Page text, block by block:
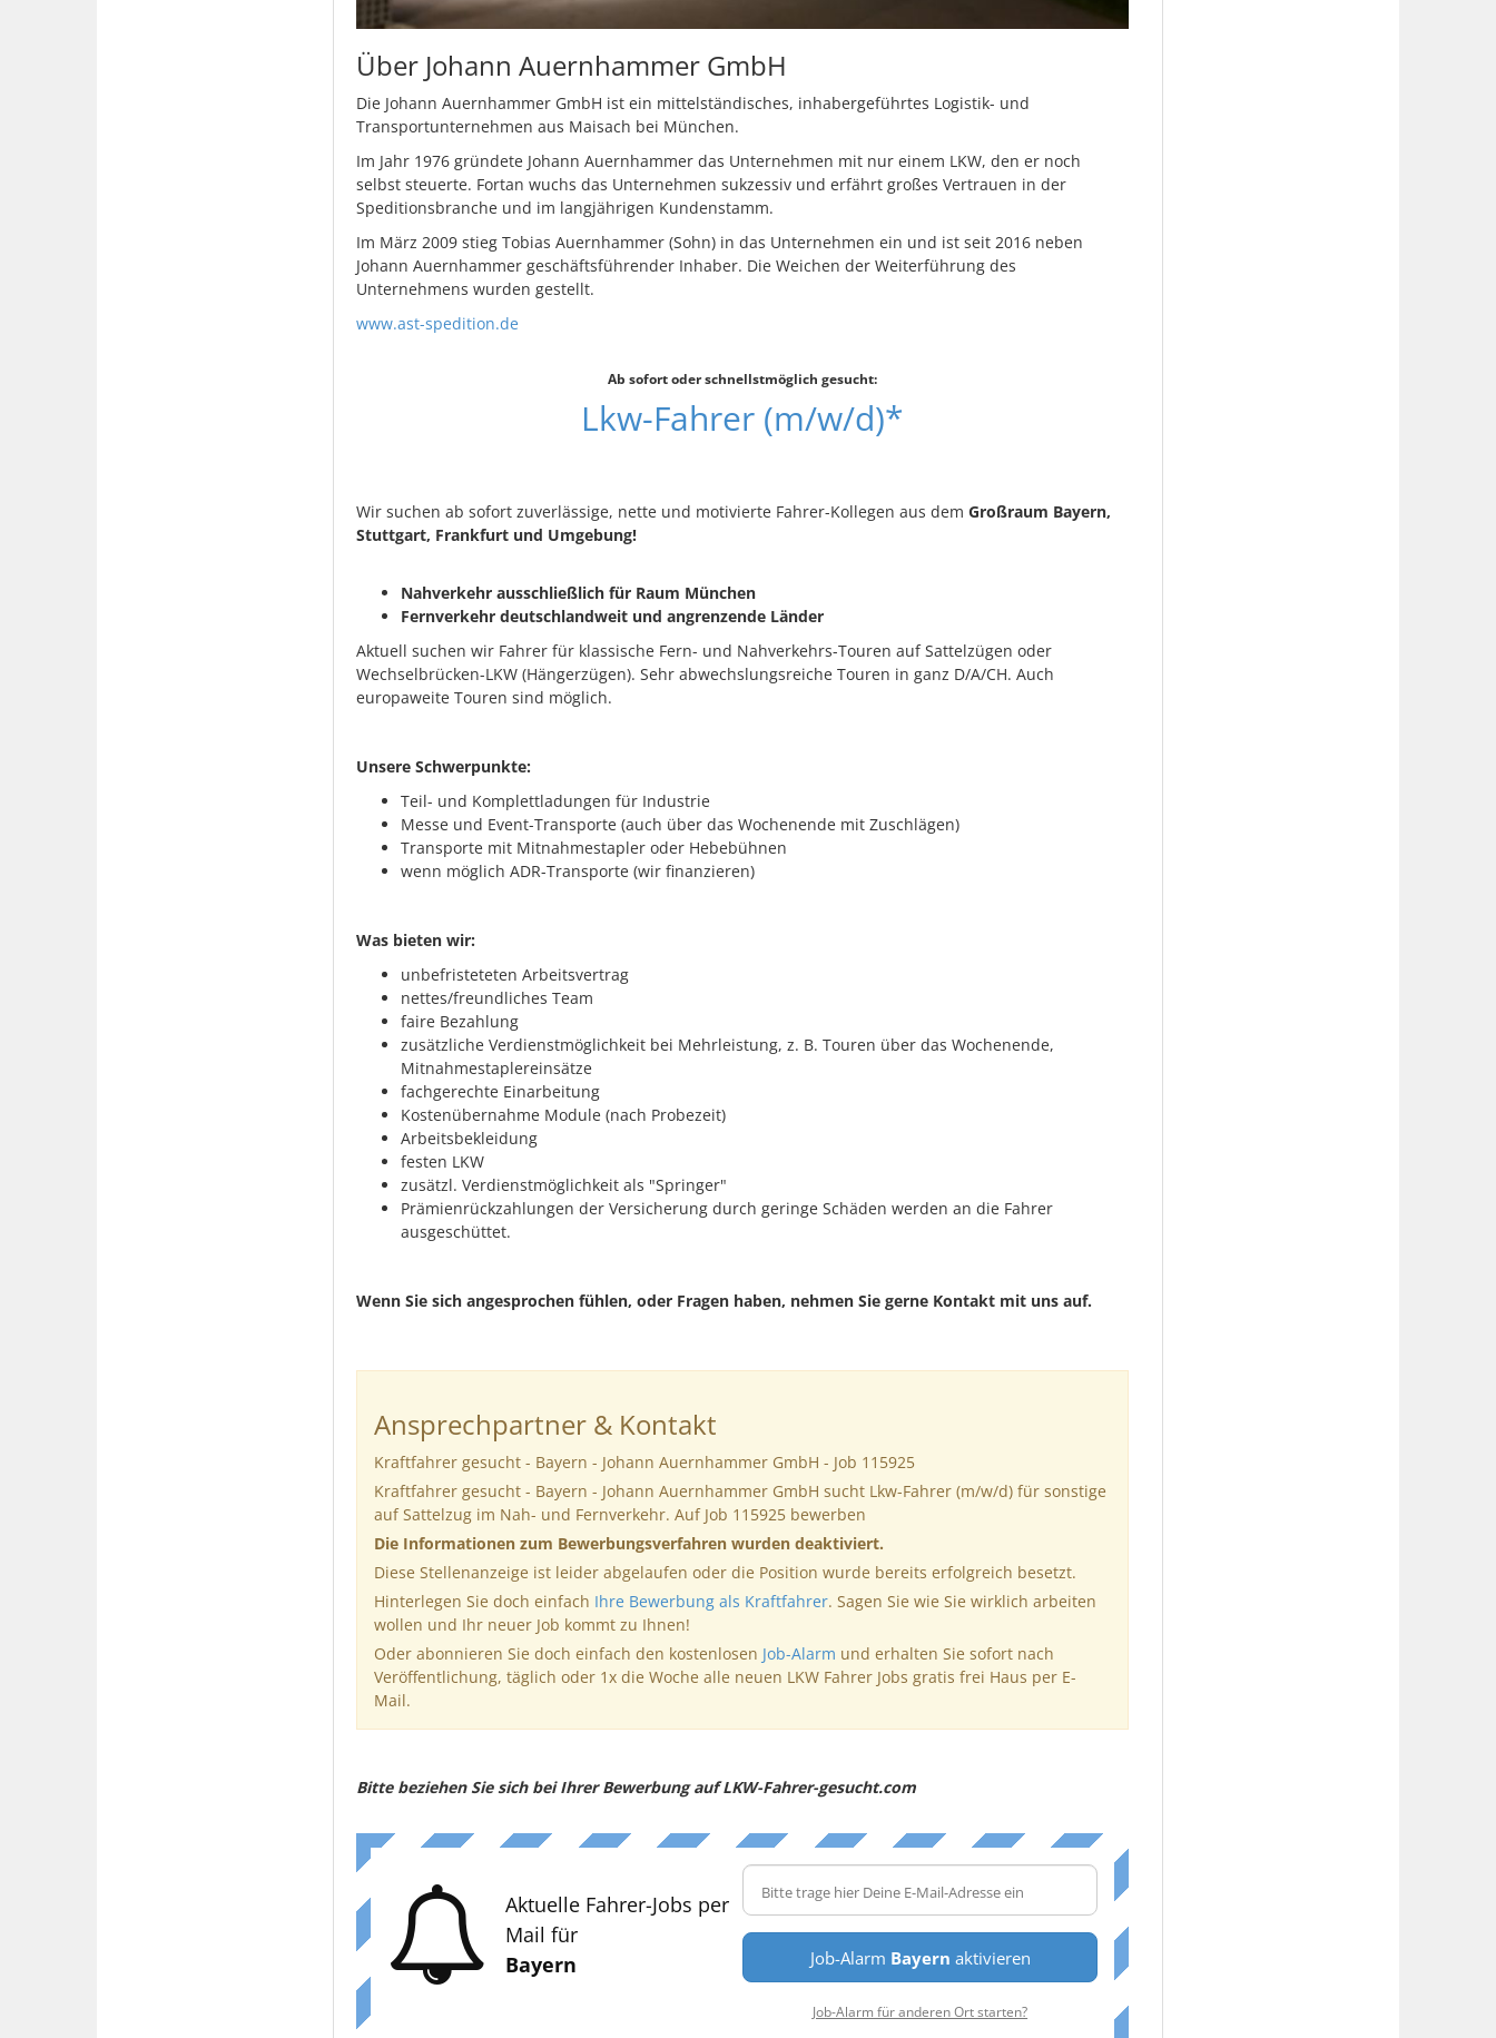
Über Johann Auernhammer GmbH
Die Johann Auernhammer GmbH ist ein mittelständisches, inhabergeführtes Logistik- und
Transportunternehmen aus Maisach bei München.
Im Jahr 1976 gründete Johann Auernhammer das Unternehmen mit nur einem LKW, den er noch
selbst steuerte. Fortan wuchs das Unternehmen sukzessiv und erfährt großes Vertrauen in der
Speditionsbranche und im langjährigen Kundenstamm.
Im März 2009 stieg Tobias Auernhammer (Sohn) in das Unternehmen ein und ist seit 2016 neben
Johann Auernhammer geschäftsführender Inhaber. Die Weichen der Weiterführung des
Unternehmens wurden gestellt.
www.ast-spedition.de
Ab sofort oder schnellstmöglich gesucht:
Lkw-Fahrer (m/w/d)*
Wir suchen ab sofort zuverlässige, nette und motivierte Fahrer-Kollegen aus dem Großraum Bayern,
Stuttgart, Frankfurt und Umgebung!
Nahverkehr ausschließlich für Raum München
Fernverkehr deutschlandweit und angrenzende Länder
Aktuell suchen wir Fahrer für klassische Fern- und Nahverkehrs-Touren auf Sattelzügen oder
Wechselbrücken-LKW (Hängerzügen). Sehr abwechslungsreiche Touren in ganz D/A/CH. Auch
europaweite Touren sind möglich.
Unsere Schwerpunkte:
Teil- und Komplettladungen für Industrie
Messe und Event-Transporte (auch über das Wochenende mit Zuschlägen)
Transporte mit Mitnahmestapler oder Hebebühnen
wenn möglich ADR-Transporte (wir finanzieren)
Was bieten wir:
unbefristeteten Arbeitsvertrag
nettes/freundliches Team
faire Bezahlung
zusätzliche Verdienstmöglichkeit bei Mehrleistung, z. B. Touren über das Wochenende,
Mitnahmestaplereinsätze
fachgerechte Einarbeitung
Kostenübernahme Module (nach Probezeit)
Arbeitsbekleidung
festen LKW
zusätzl. Verdienstmöglichkeit als "Springer"
Prämienrückzahlungen der Versicherung durch geringe Schäden werden an die Fahrer
ausgeschüttet.
Wenn Sie sich angesprochen fühlen, oder Fragen haben, nehmen Sie gerne Kontakt mit uns auf.
Ansprechpartner & Kontakt
Kraftfahrer gesucht - Bayern - Johann Auernhammer GmbH - Job 115925
Kraftfahrer gesucht - Bayern - Johann Auernhammer GmbH sucht Lkw-Fahrer (m/w/d) für sonstige
auf Sattelzug im Nah- und Fernverkehr. Auf Job 115925 bewerben
Die Informationen zum Bewerbungsverfahren wurden deaktiviert.
Diese Stellenanzeige ist leider abgelaufen oder die Position wurde bereits erfolgreich besetzt.
Hinterlegen Sie doch einfach Ihre Bewerbung als Kraftfahrer. Sagen Sie wie Sie wirklich arbeiten
wollen und Ihr neuer Job kommt zu Ihnen!
Oder abonnieren Sie doch einfach den kostenlosen Job-Alarm und erhalten Sie sofort nach
Veröffentlichung, täglich oder 1x die Woche alle neuen LKW Fahrer Jobs gratis frei Haus per E-
Mail.
Bitte beziehen Sie sich bei Ihrer Bewerbung auf LKW-Fahrer-gesucht.com
Aktuelle Fahrer-Jobs per
Mail für
Bayern
Job-Alarm Bayern aktivieren
Job-Alarm für anderen Ort starten?